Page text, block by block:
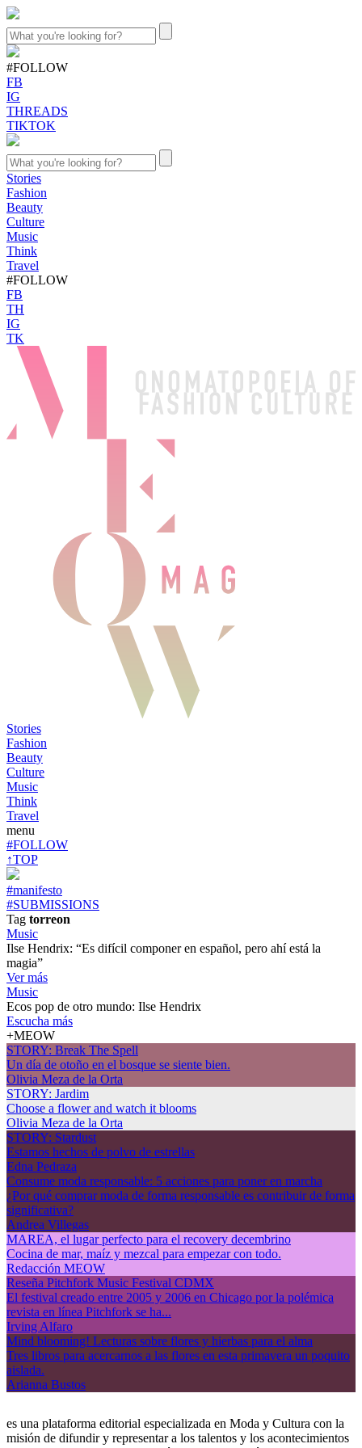
#FOLLOW
FB
IG
THREADS
TIKTOK
Stories
Fashion
Beauty
Culture
Music
Think
Travel
#FOLLOW
FB
TH
IG
TK
Stories
Fashion
Beauty
Culture
Music
Think
Travel
menu
#FOLLOW
↑TOP
#manifesto
#SUBMISSIONS
Tag torreon
Music
Ilse Hendrix: “Es difícil componer en español, pero ahí está la
magia”
Ver más
Music
Ecos pop de otro mundo: Ilse Hendrix
Escucha más
+MEOW
STORY: Break The Spell
Un día de otoño en el bosque se siente bien.
Olivia Meza de la Orta
STORY: Jardim
Choose a flower and watch it blooms
Olivia Meza de la Orta
STORY: Stardust
Estamos hechos de polvo de estrellas
Edna Pedraza
Consume moda responsable: 5 acciones para poner en marcha
¿Por qué comprar moda de forma responsable es contribuir de forma
significativa?
Andrea Villegas
MAREA, el lugar perfecto para el recovery decembrino
Cocina de mar, maíz y mezcal para empezar con todo.
Redacción MEOW
Reseña Pitchfork Music Festival CDMX
El festival creado entre 2005 y 2006 en Chicago por la polémica
revista en línea Pitchfork se ha...
Irving Alfaro
Mind blooming! Lecturas sobre flores y hierbas para el alma
Tres libros para acercarnos a las flores en esta primavera un poquito
aislada.
Arianna Bustos
es una plataforma editorial especializada en Moda y Cultura con la
misión de difundir y representar a los talentos y los acontecimientos